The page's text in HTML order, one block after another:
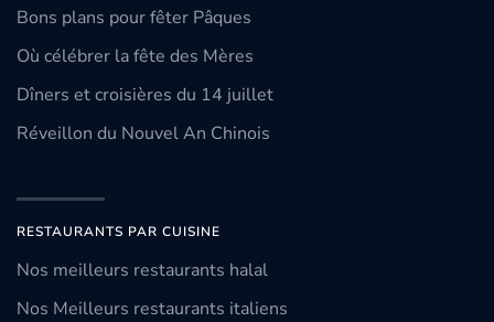
Bons plans pour fêter Pâques
Où célébrer la fête des Mères
Dîners et croisières du 14 juillet
Réveillon du Nouvel An Chinois
RESTAURANTS PAR CUISINE
Nos meilleurs restaurants halal
Nos Meilleurs restaurants italiens